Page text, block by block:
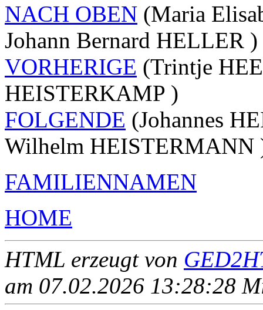
NACH OBEN (Maria
Johann Bernard HELLER )
VORHERIGE (Trintje
HEISTERKAMP )
FOLGENDE (Johannes
Wilhelm HEISTERMANN
FAMILIENNAMEN
HOME
HTML erzeugt von
am 07.02.2026 13:28:28